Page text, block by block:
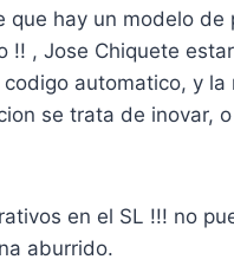
hay un modelo de
!! , Jose Chiquete
automatico, y la
se trata de inovar,
en el SL !!! no
aburrido.